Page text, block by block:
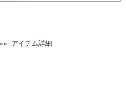
ンスティテュート
成果報告書
»» アイテム詳細